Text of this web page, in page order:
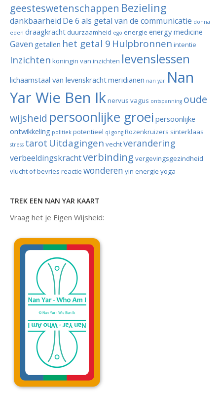
geesteswetenschappen Bezieling
dankbaarheid De 6 als getal van de communicatie donna
eden draagkracht duurzaamheid ego energie energy medicine
Gaven getallen het getal 9 Hulpbronnen intentie
Inzichten koningin van inzichten levenslessen
lichaamstaal van levenskrachtmeridianen nan yar Nan
Yar Wie Ben Iknervus vagus ontspanning oude
wijsheid persoonlijke groei persoonlijke
ontwikkeling politiek potentieel qi gong Rozenkruizers sinterklaas
stress tarot Uitdagingen vechtverandering
verbeeldingskrachtverbinding vergevingsgezindheid
vlucht of bevries reactie wonderen yin energie yoga
TREK EEN NAN YAR KAART
Vraag het je Eigen Wijsheid: